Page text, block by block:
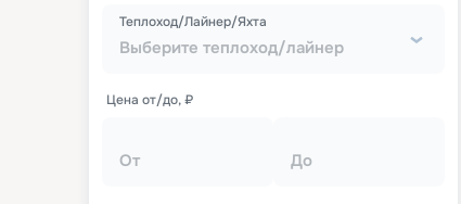
Выберите теплоход/лайнер
Теплоход/Лайнер/Яхта
Цена от/до, ₽
От До